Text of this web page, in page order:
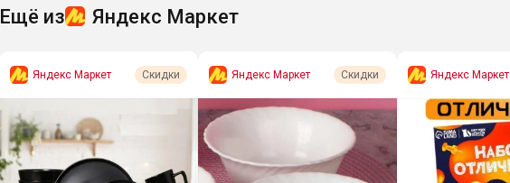
Ещё из Яндекс Маркет
Яндекс Маркет Скидки Яндекс Маркет Скидки Яндекс Маркет